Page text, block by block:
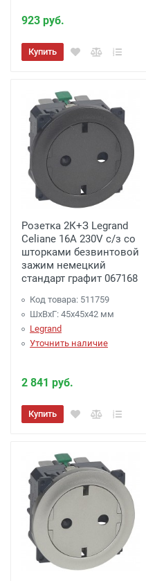
923 руб.
Купить
Розетка 2К+З Legrand
Celiane 16A 230V с/з со
шторками безвинтовой
зажим немецкий
стандарт графит 067168
Код товара: 511759
ШхВхГ: 45x45x42 мм
Legrand
Уточнить наличие
2 841 руб.
Купить